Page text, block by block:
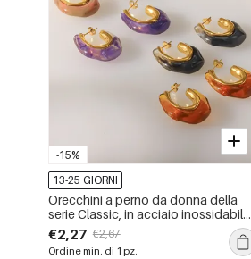
-15%
13-25 GIORNI
Orecchini a perno da donna della
serie Classic, in acciaio inossidabile,
impermeabili, color oro, con forma
geometrica retrò.
€2,27 €2,67
Ordine min. di 1 pz.